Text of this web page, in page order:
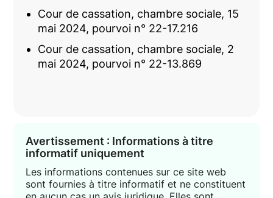
Cour de cassation, chambre sociale, 15
mai 2024, pourvoi n° 22-17.216
Cour de cassation, chambre sociale, 2
mai 2024, pourvoi n° 22-13.869
Avertissement : Informations à titre
informatif uniquement
Les informations contenues sur ce site web
sont fournies à titre informatif et ne constituent